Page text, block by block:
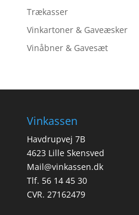
Trækasser
Vinkartoner & Gaveæsker
Vinåbner & Gavesæt
Vinkassen
Havdrupvej 7B
4623 Lille Skensved
Mail@vinkassen.dk
Tlf. 56 14 45 30
CVR. 27162479